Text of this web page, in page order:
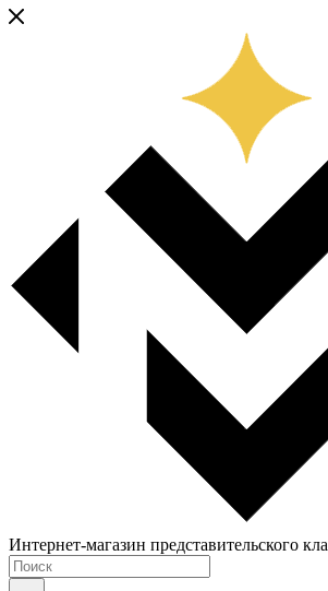
Интернет-магазин представительского